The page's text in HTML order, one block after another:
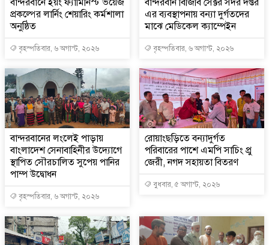
বান্দরবানে ইয়ং ফ্যামিনিস্ট ভয়েজ
প্রকল্পের লার্নিং শেয়ারিং কর্মশালা
অনুষ্ঠিত
বৃহস্পতিবার, ৬ অগাস্ট, ২০২৬
বান্দরবান বিজিবি সেক্টর সদর দপ্তর
এর ব্যবস্থাপনায় বন্যা দুর্গতদের
মাঝে মেডিকেল ক্যাম্পেইন
বৃহস্পতিবার, ৬ অগাস্ট, ২০২৬
বান্দরবানের লংলেই পাড়ায়
বাংলাদেশ সেনাবাহিনীর উদ্যোগে
স্থাপিত সৌরচালিত সুপেয় পানির
পাম্প উদ্বোধন
বৃহস্পতিবার, ৬ অগাস্ট, ২০২৬
রোয়াংছড়িতে বন্যাদুর্গত
পরিবারের পাশে এমপি সাচিং প্রু
জেরী, নগদ সহায়তা বিতরণ
বুধবার, ৫ অগাস্ট, ২০২৬